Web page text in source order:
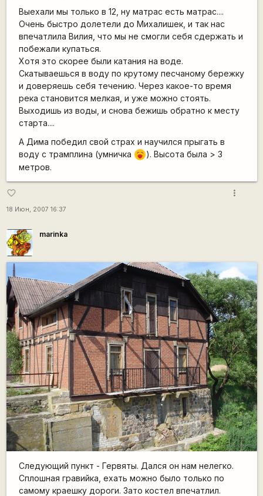
Выехали мы только в 12, ну матрас есть матрас....
Очень быстро долетели до Михалишек, и так нас
впечатлила Вилия, что мы не смогли себя сдержать и
побежали купаться.
Хотя это скорее были катания на воде.
Скатываешься в воду по крутому песчаному бережку
и доверяешь себя течению. Через какое-то время
река становится мелкая, и уже можно стоять.
Выходишь из воды, и снова бежишь обратно к месту
старта....
А Дима победил свой страх и научился прыгать в
воду с трамплина (умничка :-* ). Высота была > 3
метров.
favorite_border
18 Июн, 2007 16:37
more_vert
marinka
Следующий пункт - Гервяты. Дался он нам нелегко.
Сплошная гравийка, ехать можно было только по
самому краешку дороги. Зато костел впечатлил.